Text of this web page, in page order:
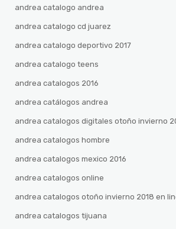
andrea catalogo andrea
andrea catalogo cd juarez
andrea catalogo deportivo 2017
andrea catalogo teens
andrea catalogos 2016
andrea catálogos andrea
andrea catalogos digitales otoño invierno
andrea catalogos hombre
andrea catalogos mexico 2016
andrea catalogos online
andrea catalogos otoño invierno 2018 en
andrea catalogos tijuana